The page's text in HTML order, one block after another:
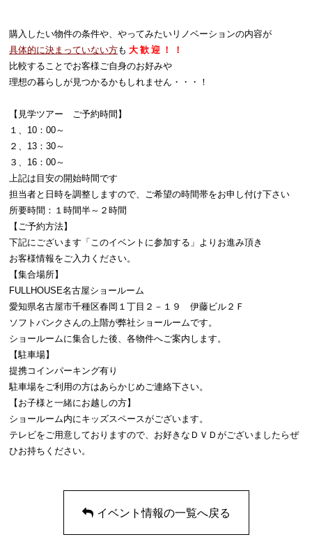
購入したい物件の条件や、やってみたいリノベーションの内容が
具体的に決まっていない方も 大 歓 迎 ！ ！
比較することでお客様ご自身のお好みや
理想の暮らしが見つかるかもしれません・・・！
【見学ツアー ご予約時間】
１、10：00～
２、13：30～
３、16：00～
上記は目安の開始時間です
担当者と日時を調整しますので、ご希望の時間帯をお申し付け下さい
所要時間：１時間半～２時間
【ご予約方法】
下記にございます「このイベントに参加する」よりお進み頂き
お客様情報をご入力ください。
【集合場所】
FULLHOUSE名古屋ショールーム
愛知県名古屋市千種区春岡１丁目２－１９ 伊藤ビル２Ｆ
ソフトバンクさんの上階が弊社ショールームです。
ショールームに集合した後、各物件へご案内します。
【駐車場】
提携コインパーキング有り
駐車場をご利用の方はあらかじめご連絡下さい。
【お子様と一緒にお越しの方】
ショールーム内にキッズスペースがございます。
テレビをご用意しておりますので、お好きなＤＶＤがございましたらぜ
ひお持ちください。
イベント情報の一覧へ戻る